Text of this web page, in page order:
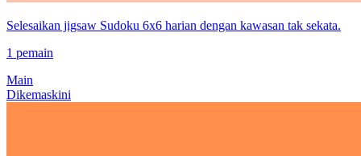
Selesaikan jigsaw Sudoku 6x6 harian dengan kawasan tak sekata.
1 pemain
Main
Dikemaskini